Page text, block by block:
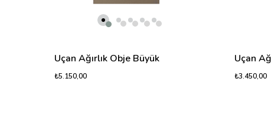
Uçan Ağırlık Obje Büyük
₺5.150,00
Uçan
₺3.450,00